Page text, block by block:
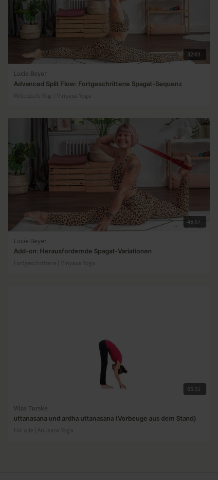
32:03
Lucie Beyer
Advanced Split Flow: Fortgeschrittene Spagat-Sequenz
Mittelstufe-Yogi | Vinyasa Yoga
46:07
Lucie Beyer
Add-on: Herausfordernde Spagat-Variationen
Fortgeschrittene | Vinyasa Yoga
05:31
Vilas Turske
uttanasana und ardha uttanasana (Vorbeuge aus dem Stand)
Für alle | Anusara Yoga